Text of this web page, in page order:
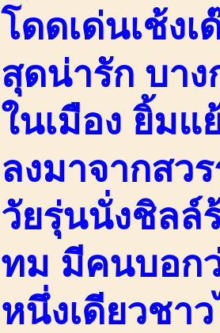
โดดเด่นเช้ง
สุดน่ารัก บา
ในเมือง ยิ้ม
ลงมาจากสว
วัยรุ่นนั่งชิลล์
ทม มีคนบอก
หนึ่งเดียวชา